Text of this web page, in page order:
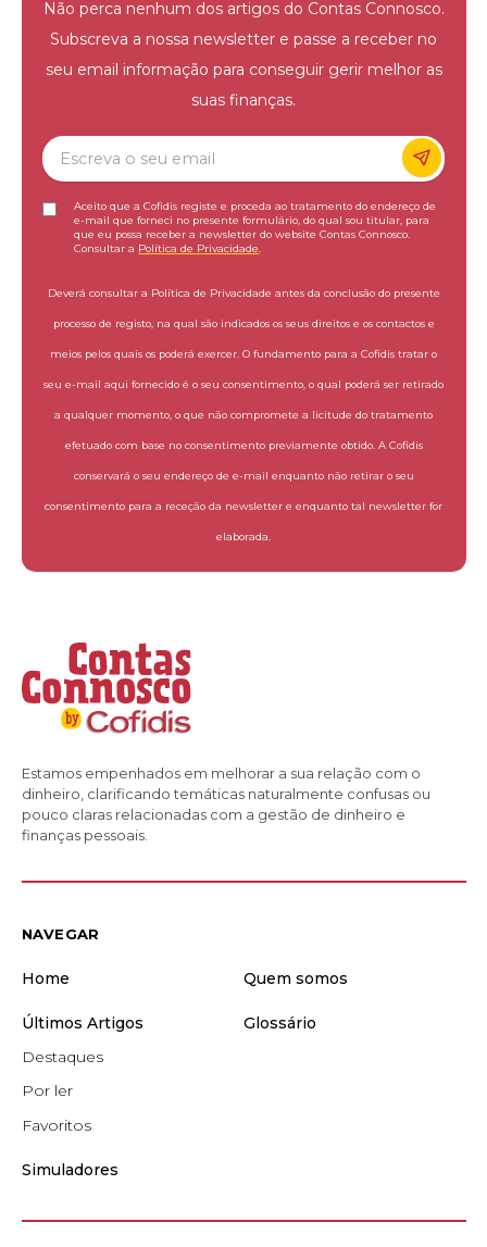
Não perca nenhum dos artigos do Contas Connosco.
Subscreva a nossa newsletter e passe a receber no
seu email informação para conseguir gerir melhor as
suas finanças.
Aceito que a Cofidis registe e proceda ao tratamento do endereço de
e-mail que forneci no presente formulário, do qual sou titular, para
que eu possa receber a newsletter do website Contas Connosco.
Consultar a Política de Privacidade
Deverá consultar a Política de Privacidade antes da conclusão do presente
processo de registo, na qual são indicados os seus direitos e os contactos e
meios pelos quais os poderá exercer. O fundamento para a Cofidis tratar o
seu e-mail aqui fornecido é o seu consentimento, o qual poderá ser retirado
a qualquer momento, o que não compromete a licitude do tratamento
efetuado com base no consentimento previamente obtido. A Cofidis
conservará o seu endereço de e-mail enquanto não retirar o seu
consentimento para a receção da newsletter e enquanto tal newsletter for
elaborada.
Estamos empenhados em melhorar a sua relação com o
dinheiro, clarificando temáticas naturalmente confusas ou
pouco claras relacionadas com a gestão de dinheiro e
finanças pessoais.
NAVEGAR
Home Quem somos
Últimos Artigos
Destaques
Por ler
Favoritos
Glossário
Simuladores